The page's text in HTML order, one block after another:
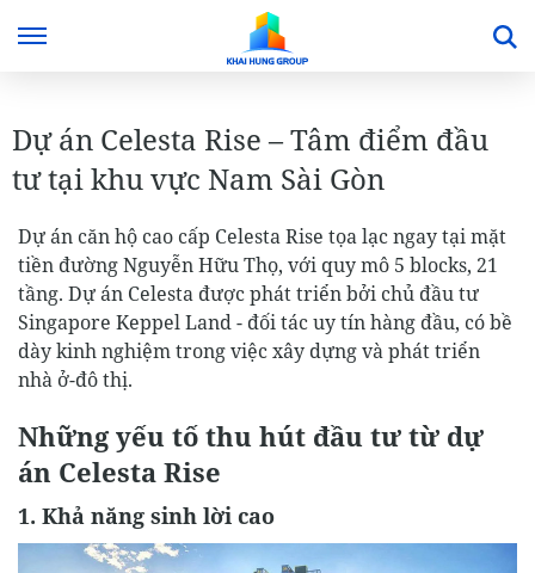
Dự án Celesta Rise – Tâm điểm đầu
tư tại khu vực Nam Sài Gòn
Dự án căn hộ cao cấp Celesta Rise tọa lạc ngay tại mặt
tiền đường Nguyễn Hữu Thọ, với quy mô 5 blocks, 21
tầng. Dự án Celesta được phát triển bởi chủ đầu tư
Singapore Keppel Land - đối tác uy tín hàng đầu, có bề
dày kinh nghiệm trong việc xây dựng và phát triển
nhà ở-đô thị.
Những yếu tố thu hút đầu tư từ dự
án Celesta Rise
1. Khả năng sinh lời cao